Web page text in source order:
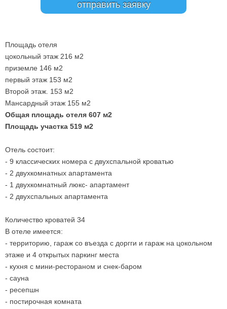
Площадь отеля
цокольный этаж 216 м2
приземле 146 м2
первый этаж 153 м2
Второй этаж. 153 м2
Мансардный этаж 155 м2
Общая площадь отеля 607 м2
Площадь участка 519 м2
Отель состоит:
- 9 классических номера с двухспальной кроватью
- 2 двухкомнатных апартамента
- 1 двухкомнатный люкс- апартамент
- 2 двухспальных апартамента
Количество кроватей 34
В отеле имеется:
- территорию, гараж со въезда с доргги и гараж на цокольном
этаже и 4 открытых паркинг места
- кухня с мини-рестораном и снек-баром
- сауна
- ресепшн
- постирочная комната